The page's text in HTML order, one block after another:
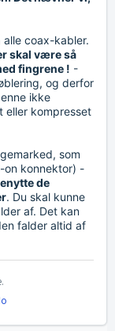
coax-kabler.
skal være så
fingrene ! -
og derfor
ikke
kompresset
som
on konnektor) -
de
. Du skal kunne
af. Det kan
falder altid af